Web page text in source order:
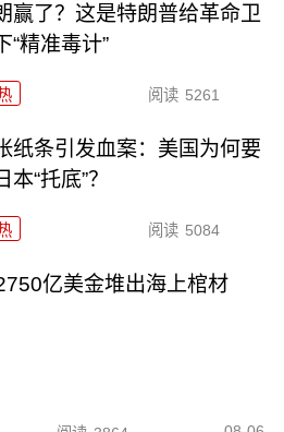
赢了？这是特朗普给革命卫
“精准毒计”
阅读 5261
纸条引发血案：美国为何要
本“托底”？
阅读 5084
亿美金堆出海上棺材